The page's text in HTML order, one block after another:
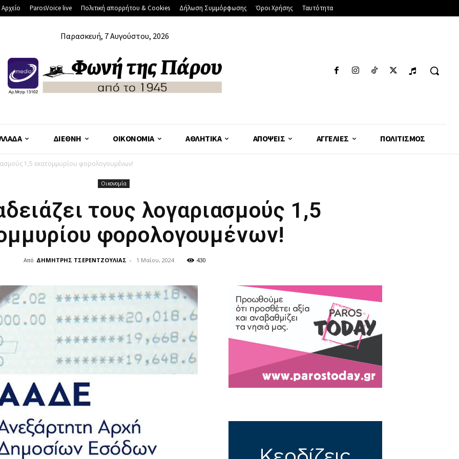
ParosVoice live Πολιτική απορρήτου & Cookies Δήλωση Συμμόρφωσης Όροι Χρήσης Ταυτότητα
Παρασκευή, 7 Αυγούστου, 2026
ΔΙΕΘΝΉ ΟΙΚΟΝΟΜΊΑ ΑΘΛΗΤΙΚΆ ΑΠΌΨΕΙΣ ΑΓΓΕΛΊΕΣ ΠΟΛΙΤΙΣΜΌΣ
1,5 εκατομμυρίου φορολογουμένων!
Οικονομία
τους λογαριασμούς 1,5
φορολογουμένων!
Από ΔΗΜΗΤΡΗΣ ΤΣΕΡΕΝΤΖΟΥΛΙΑΣ - 1 Μαΐου, 2024 430